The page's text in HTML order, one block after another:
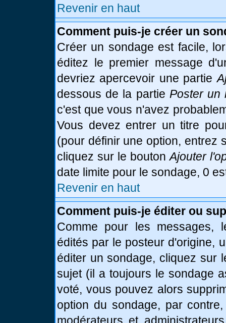
Revenir en haut
Comment puis-je créer un
Créer un sondage est facile,
éditez le premier message
devriez apercevoir une partie
dessous de la partie Poster un
c'est que vous n'avez
Vous devez entrer un titre
(pour définir une option, entrez
cliquez sur le boutonAjouter
date limite pour le sondage, 0
Revenir en haut
Comment puis-je éditer ou
Comme pour les messages,
édités par le posteur d'origine,
éditer un sondage, cliquez sur
sujet (il a toujours le sondage
voté, vous pouvez alors
option du sondage, par